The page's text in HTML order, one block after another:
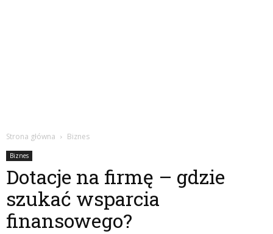
Strona główna Biznes
Biznes
Dotacje na firmę – gdzie
szukać wsparcia
finansowego?